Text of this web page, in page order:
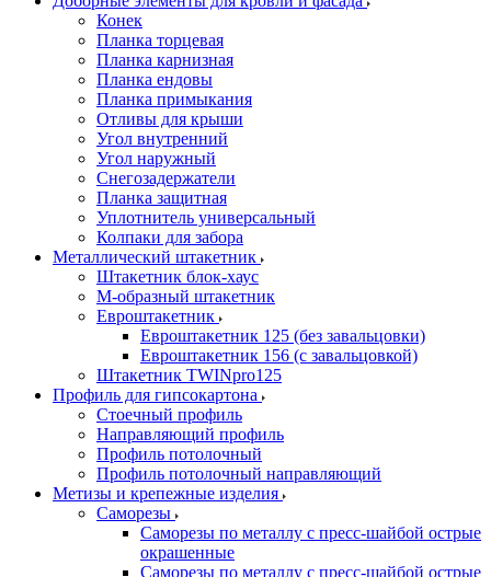
Конек
Планка торцевая
Планка карнизная
Планка ендовы
Планка примыкания
Отливы для крыши
Угол внутренний
Угол наружный
Снегозадержатели
Планка защитная
Уплотнитель универсальный
Колпаки для забора
Металлический штакетник
Штакетник блок-хаус
М-образный штакетник
Евроштакетник
Евроштакетник 125 (без завальцовки)
Евроштакетник 156 (с завальцовкой)
Штакетник TWINpro125
Профиль для гипсокартона
Стоечный профиль
Направляющий профиль
Профиль потолочный
Профиль потолочный направляющий
Метизы и крепежные изделия
Саморезы
Саморезы по металлу с пресс-шайбой острые
окрашенные
Саморезы по металлу с пресс-шайбой острые